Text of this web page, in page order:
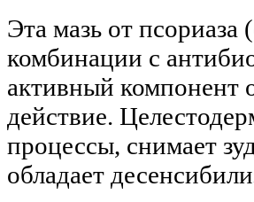
Эта мазь от
комбинации с
активный компонент
действие.
процессы, снимает
обладает